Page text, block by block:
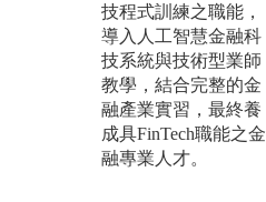
技程式訓練之職能，
導入人工智慧金融科
技系統與技術型業師
教學，結合完整的金
融產業實習，最終養
成具FinTech職能之金
融專業人才。